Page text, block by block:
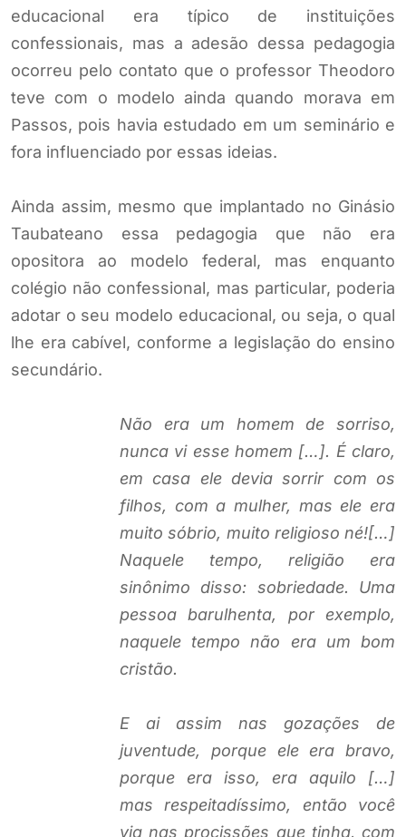
educacional era típico de instituições
confessionais, mas a adesão dessa pedagogia
ocorreu pelo contato que o professor Theodoro
teve com o modelo ainda quando morava em
Passos, pois havia estudado em um seminário e
fora influenciado por essas ideias.
Ainda assim, mesmo que implantado no Ginásio
Taubateano essa pedagogia que não era
opositora ao modelo federal, mas enquanto
colégio não confessional, mas particular, poderia
adotar o seu modelo educacional, ou seja, o qual
lhe era cabível, conforme a legislação do ensino
secundário.
Não era um homem de sorriso,
nunca vi esse homem […]. É claro,
em casa ele devia sorrir com os
filhos, com a mulher, mas ele era
muito sóbrio, muito religioso né![…]
Naquele tempo, religião era
sinônimo disso: sobriedade. Uma
pessoa barulhenta, por exemplo,
naquele tempo não era um bom
cristão.
E ai assim nas gozações de
juventude, porque ele era bravo,
porque era isso, era aquilo […]
mas respeitadíssimo, então você
via nas procissões que tinha, com